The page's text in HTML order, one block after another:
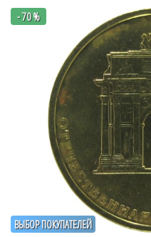
ВЫБОР ПОКУПАТЕЛЕЙ
- 70 %